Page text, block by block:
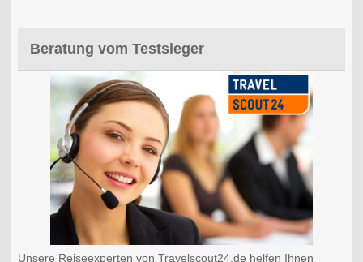
Beratung vom Testsieger
Unsere Reiseexperten von Travelscout24.de helfen Ihnen